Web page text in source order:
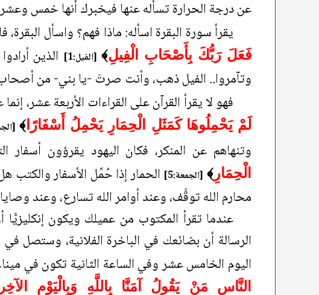
عن درجة الحرارة تسأله عنها فيخبرك أنها خمس
يقرأ سورة البقرة اسأله: ماذا فهم؟ واسأل
فَعَلَ رَبُّكَ بِأَصْحَابِ الْفِيلِ﴾ [الفيل:1] الذين
وتآمروا.. الفيل ذهب، وأنت صرتَ -يا بني- من
فهو لا يقرأ القرآن على القراءات الأربعة عشر،
لَمْ يَحْمِلُوهَا كَمَثَلِ الْحِمَارِ يَحْمِلُ أَسْفَارًا﴾
وتنهاهم عن المنكر، فكان اليهود يقرؤون أسفار
الْحِمَارِ ﴾ [الجمعة:5]
الحمار إذا حُمِّل الأسفار
محارم الله توقَّف، وعند أوامر الله تسارع، وعند وصايا
عندما تقرأ المكتوب من عميلك ويكون
الرسالة أن بضائعك في الباخرة الفلانية، وستصل
اليوم الخامس عشر وفي الساعة الثانية تكون في